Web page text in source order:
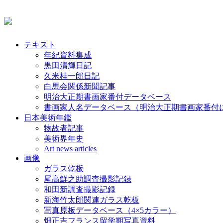
テキスト
年紀資料集成
黒田清輝日記
久米桂一郎日記
白馬会関係新聞記事
明治大正期書画家番付データベース
書画家人名データベース（明治大正期書画家番付
日本美術年鑑
物故者記事
美術界年史
Art news articles
画像
ガラス乾板
尾高鮮之助調査撮影記録
和田新調査撮影記録
新海竹太郎関連ガラス乾板
写真原板データベース（4×5カラー）
畑正吉フランス留学期写真資料